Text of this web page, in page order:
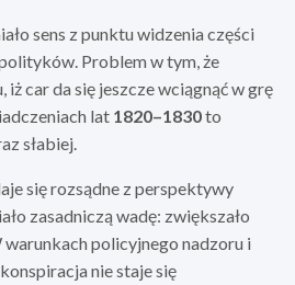
sens z punktu widzenia części
Problem w tym, że
iż car da się jeszcze wciągnąć w grę
lat 1820–1830to
słabiej.
się rozsądne z perspektywy
zasadniczą wadę: zwiększało
policyjnego nadzoru i
nie staje się